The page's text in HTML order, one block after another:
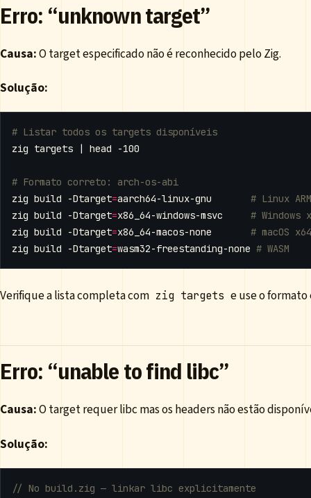
Erro: “unknown target”
Causa:O target especificado não é reconhecido pelo Zig.
Solução:
# Listar todos os targets disponíveis
zig targets
# Formato correto: arch-os-abi
zig build -Dtarget=aarch64-linux-gnu # Linux
zig build -Dtarget=x86_64-windows-msvc # Windows
zig build -Dtarget=x86_64-macos-none # macOS x64
zig build -Dtarget=wasm32-freestanding-none # WASM
Verifique a lista completa com zig targets e use o
Erro: “unable to find libc”
Causa:O target requer libc mas os headers não estão
Solução: